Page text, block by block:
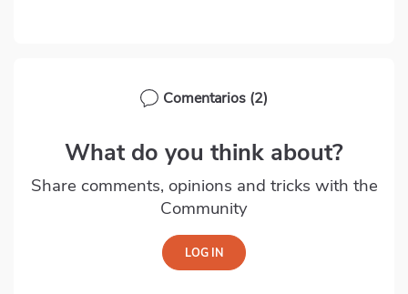
Comentarios (2)
What do you think about?
Share comments, opinions and tricks with the
Community